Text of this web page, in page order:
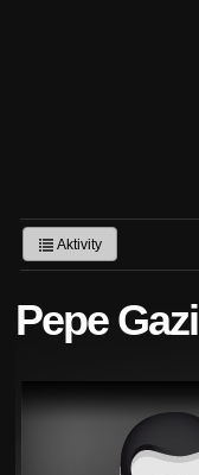
Aktivity
Pepe Gazi